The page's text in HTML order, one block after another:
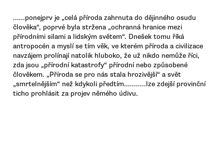
......ponejprv je „celá příroda zahrnuta do dějinného osudu
člověka“, poprvé byla stržena „ochranná hranice mezi
přírodními silami a lidským světem“. Dnešek tomu říká
antropocén a myslí se tím věk, ve kterém příroda a civilizace
navzájem prolínají natolik hluboko, že už nikdo nemůže říci,
zda jsou „přírodní katastrofy“ přírodní nebo způsobené
člověkem. „Příroda se pro nás stala hrozivější“ a svět
„smrtelnějším“ než kdykoli předtím...........lze zdejší provinční
ticho prohlásit za projev němého údivu.